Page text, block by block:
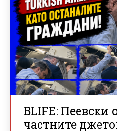
BLIFE: Пеевски
частните